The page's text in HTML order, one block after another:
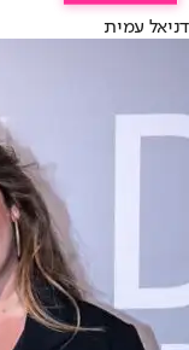
דניאל עמית